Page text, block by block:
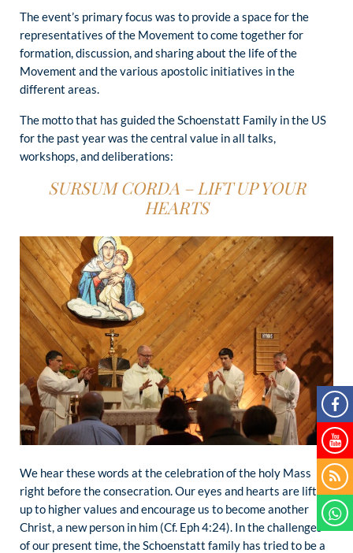
The event’s primary focus was to provide a space for the
representatives of the Movement to come together for
formation, discussion, and sharing about the life of the
Movement and the various apostolic initiatives in the
different areas.
The motto that has guided the Schoenstatt Family in the US
for the past year was the central value in all talks,
workshops, and deliberations:
SURSUM CORDA – LIFT UP YOUR
HEARTS
We hear these words at the celebration of the holy Mass
right before the consecration. Our eyes and hearts are lifted
up to higher values and encourage us to become another
Christ, a new person in him (Cf. Eph 4:24). In the challenges
of our present time, the Schoenstatt family has tried to be a